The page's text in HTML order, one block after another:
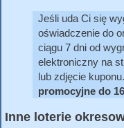
Jeśli uda Ci się
oświadczenie do
ciągu 7 dni od
elektroniczny na
lub zdjęcie kuponu.
promocyjne do
Inne loterie